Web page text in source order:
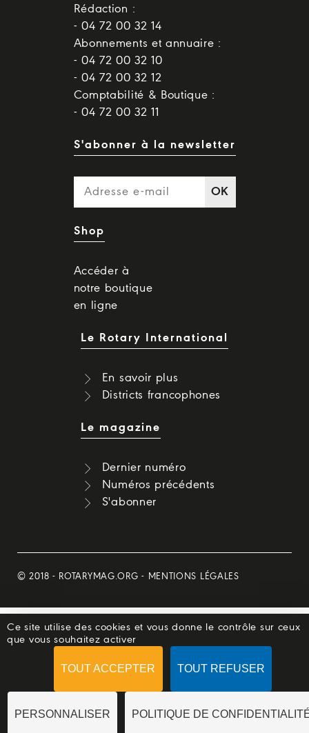
Rédaction :
- 04 72 00 32 14
Abonnements et annuaire :
- 04 72 00 32 10
- 04 72 00 32 12
Comptabilité & Boutique :
- 04 72 00 32 11
S'abonner à la newsletter
OK
Shop
Accéder à
notre boutique
en ligne
Le Rotary International
En savoir plus
Districts francophones
Le magazine
Dernier numéro
Numéros précédents
S'abonner
© 2018 - ROTARYMAG.ORG - MENTIONS LÉGALES
Ce site utilise des cookies et vous donne le contrôle sur ceux
que vous souhaitez activer
TOUT ACCEPTER TOUT REFUSER
PERSONNALISER POLITIQUE DE